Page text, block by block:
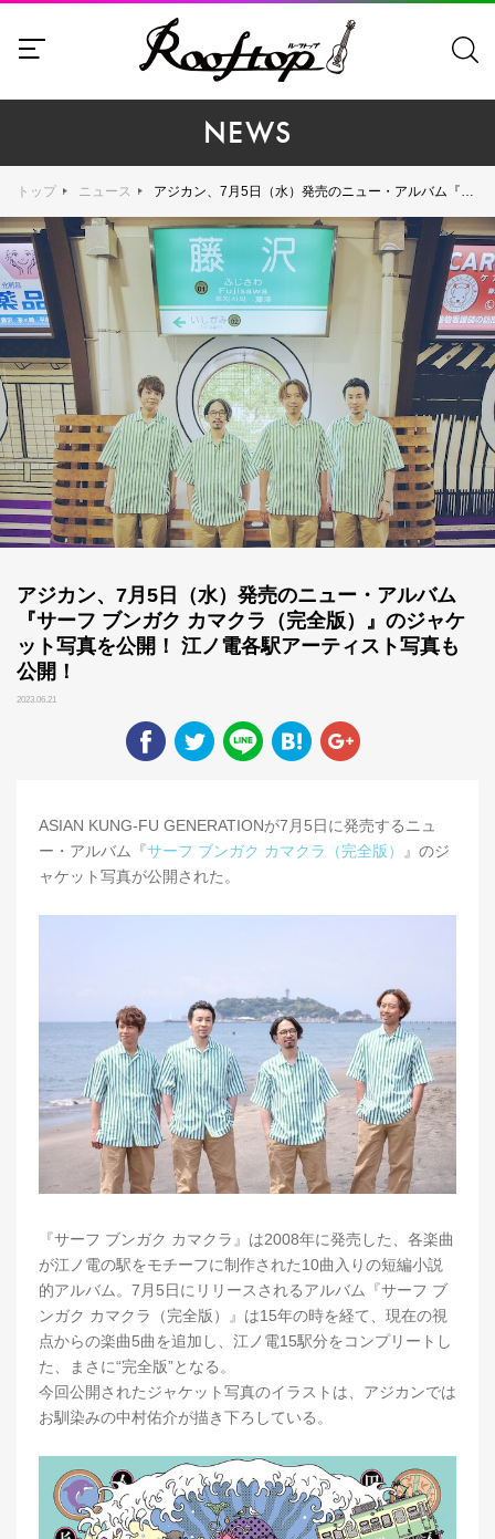
NEWS
トップ ニュース アジカン、7月5日（水）発売のニュー・アルバム『サーフ ブンガク カマクラ（完全版）』のジャケット写真を公開！ 江ノ電各駅アーティスト写真も公開！
アジカン、7月5日（水）発売のニュー・アルバム
『サーフ ブンガク カマクラ（完全版）』のジャケ
ット写真を公開！ 江ノ電各駅アーティスト写真も
公開！
2023.06.21
ASIAN KUNG-FU GENERATIONが7月5日に発売するニュ
ー・アルバム『サーフ ブンガク カマクラ（完全版）
』のジ
ャケット写真が公開された。
『サーフ ブンガク カマクラ』は2008年に発売した、各楽曲
が江ノ電の駅をモチーフに制作された10曲入りの短編小説
的アルバム。7月5日にリリースされるアルバム『サーフ ブ
ンガク カマクラ（完全版）』は15年の時を経て、現在の視
点からの楽曲5曲を追加し、江ノ電15駅分をコンプリートし
た、まさに“完全版”となる。
今回公開されたジャケット写真のイラストは、アジカンでは
お馴染みの中村佑介が描き下ろしている。